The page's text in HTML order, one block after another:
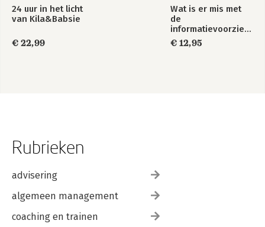
24 uur in het licht
van Kila&Babsie
€ 22,99
Wat is er mis met
de
informatievoorziening
in Nederland ?
€ 12,95
Rubrieken
advisering
algemeen management
coaching en trainen